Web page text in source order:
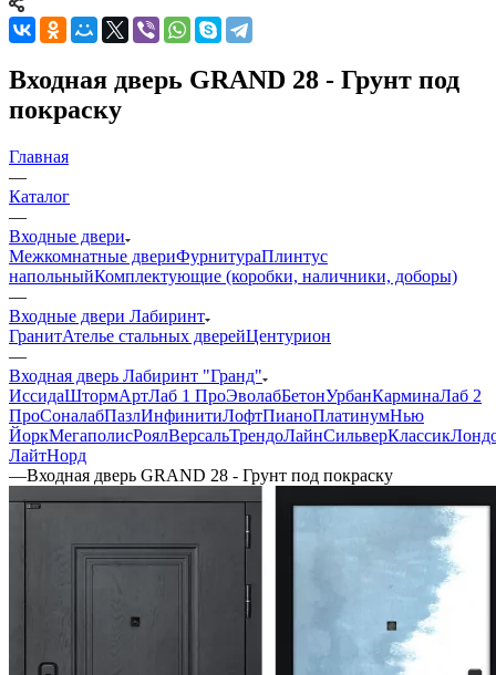
Входная дверь GRAND 28 - Грунт под
покраску
Главная
—
Каталог
—
Входные двери
Межкомнатные двериФурнитураПлинтус
напольныйКомплектующие (коробки, наличники, доборы)
—
Входные двери Лабиринт
ГранитАтелье стальных дверейЦентурион
—
Входная дверь Лабиринт "Гранд"
ИссидаШтормАртЛаб 1 ПроЭволабБетонУрбанКарминаЛаб 2
ПроСоналабПазлИнфинитиЛофтПианоПлатинумНью
ЙоркМегаполисРоялВерсальТрендоЛайнСильверКлассик
ЛайтНорд
—Входная дверь GRAND 28 - Грунт под покраску